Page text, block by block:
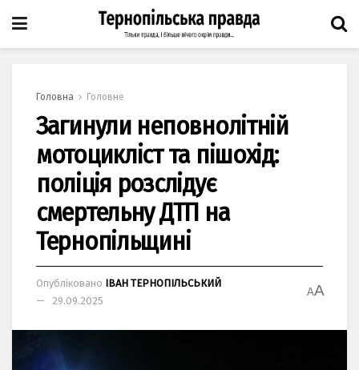
Головна Головне
Зaгинули неповнолітній
мотоцикліст тa пішохід:
поліція розслідує
смертельну ДТП нa
Тернопільщині
Опубліковано ІВАН ТЕРНОПІЛЬСЬКИЙ
29.09.2025
AA